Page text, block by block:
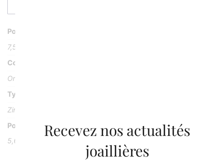
Poids
7,50 g
Couleur
Or rose 18K ou 750/1000
Type Pierre
Zircon bleu (cambolite)
Poids Pierre
5,67 carats
Recevez nos actualités
joaillières